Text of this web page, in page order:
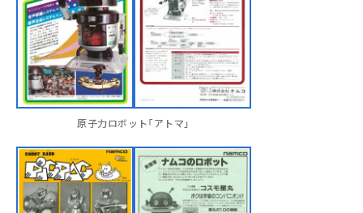
原子力ロボット「アトマ」